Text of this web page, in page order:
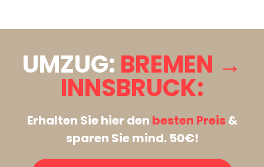
UMZUG: BREMEN →
INNSBRUCK:
Erhalten Sie hier den besten Preis&
sparen Sie mind. 50€!